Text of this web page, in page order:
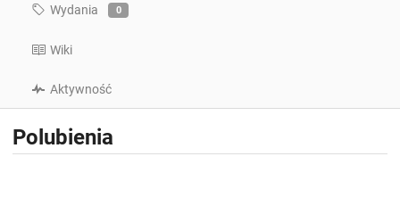
Wydania 0
Wiki
Aktywność
Polubienia